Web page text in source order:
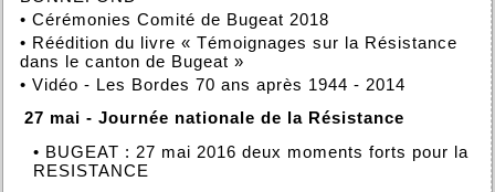
• Cérémonies Comité de Bugeat 2018
• Réédition du livre « Témoignages sur la Résistance
dans le canton de Bugeat »
• Vidéo - Les Bordes 70 ans après 1944 - 2014
27 mai - Journée nationale de la Résistance
• BUGEAT : 27 mai 2016 deux moments forts pour la
RESISTANCE